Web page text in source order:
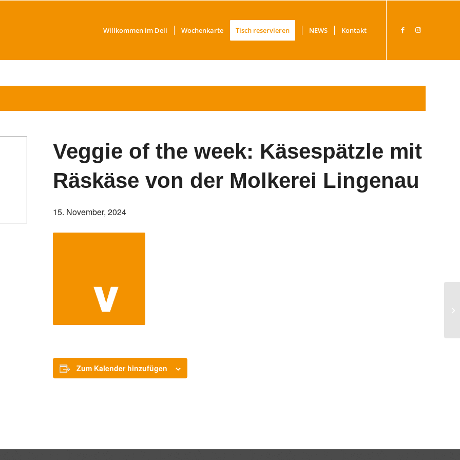
Willkommen im Deli Wochenkarte Tisch reservieren NEWS Kontakt
Veggie of the week: Käsespätzle mit
Räskäse von der Molkerei Lingenau
15. November, 2024
Zum Kalender hinzufügen